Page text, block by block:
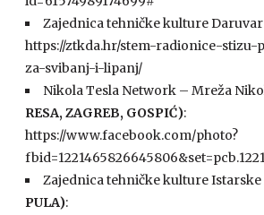
Zajednica tehničke kulture Daruvar
https://ztkda.hr/stem-radionice-
za-svibanj-i-lipanj/
Nikola Tesla Network – Mreža
RESA, ZAGREB, GOSPIĆ):
https://www.facebook.com/photo?
Zajednica tehničke kulture
PULA):